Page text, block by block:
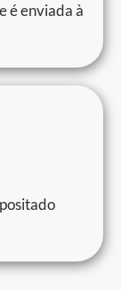
é enviada à